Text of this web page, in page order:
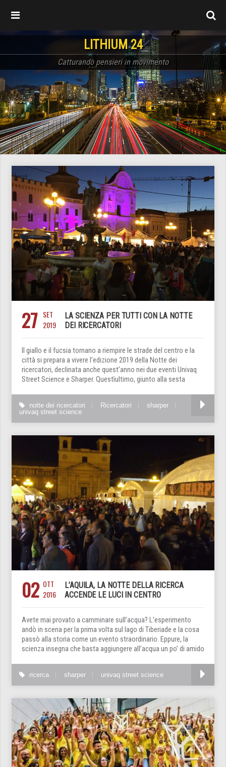
LITHIUM 24
Catturando pensieri in movimento
27 SET
2019
LA SCIENZA PER TUTTI CON LA NOTTE
DEI RICERCATORI
Il giallo e il fucsia tornano a riempire le strade del centro e la
città si prepara a vivere l’edizione 2019 della Notte dei
ricercatori, declinata anche quest’anno nei due eventi Univaq
Street Science e Sharper. Questìultimo, giunto alla sesta
notte dei ricercatori Ricercatori
sharper
univaq street science
02 OTT
2016
L’AQUILA, LA NOTTE DELLA RICERCA
ACCENDE LE LUCI IN CENTRO
Avete mai provato a camminare sull’acqua? L’esperimento
andò in scena per la prima volta sul lago di Tiberiade e la cosa
passò alla storia come un evento straordinario. Eppure, la
scienza insegna che basta aggiungere all’acqua un po’ di amido
ricerca sharper univaq street science